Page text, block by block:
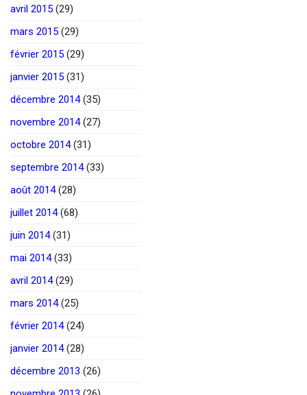
avril 2015 (29)
mars 2015 (29)
février 2015 (29)
janvier 2015 (31)
décembre 2014(35)
novembre 2014(27)
octobre 2014(31)
septembre 2014(33)
août 2014(28)
juillet 2014(68)
juin 2014(31)
mai 2014(33)
avril 2014(29)
mars 2014(25)
février 2014(24)
janvier 2014(28)
décembre 2013 (26)